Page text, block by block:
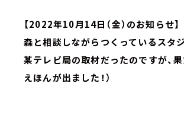
【2022年10月14日（金）のお知らせ】
森と相談しながらつくっているスタ
某テレビ局の取材だったのですが、
えほんが出ました！）